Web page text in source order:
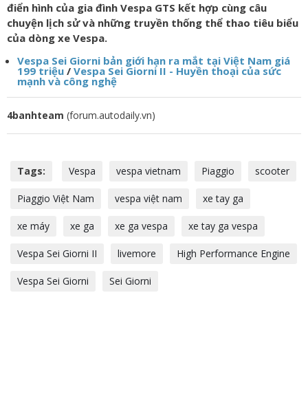
điển hình của gia đình Vespa GTS kết hợp cùng câu
chuyện lịch sử và những truyền thống thể thao tiêu biểu
của dòng xe Vespa.
Vespa Sei Giorni bản giới hạn ra mắt tại Việt Nam giá
199 triệu / Vespa Sei Giorni II - Huyền thoại của sức
mạnh và công nghệ
4banhteam (forum.autodaily.vn)
Tags: Vespa vespa vietnam Piaggio scooter
Piaggio Việt Nam vespa việt nam xe tay ga
xe máy xe ga xe ga vespa xe tay ga vespa
Vespa Sei Giorni II livemore High Performance Engine
Vespa Sei Giorni Sei Giorni